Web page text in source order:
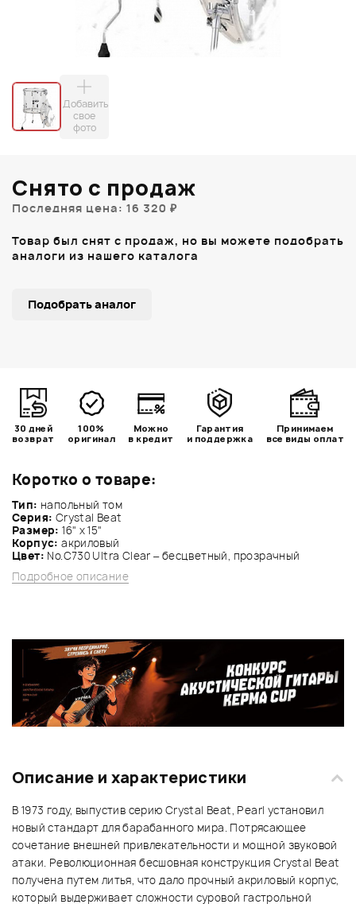
Добавить
свое
фото
Коротко о товаре:
Тип: напольный том
Серия: Crystal Beat
Размер: 16" х 15"
Корпус: акриловый
Цвет: No.C730 Ultra Clear – бесцветный, прозрачный
Подробное описание
Снято с продаж
Последняя цена: 16 320 ₽
Товар был снят с продаж, но вы можете подобрать
аналоги из нашего каталога
Подобрать аналог
30 дней
возврат
100%
оригинал
Можно
в кредит
Гарантия
и поддержка
Принимаем
все виды оплат
Описание и характеристики
В 1973 году, выпустив серию Crystal Beat, Pearl установил
новый стандарт для барабанного мира. Потрясающее
сочетание внешней привлекательности и мощной звуковой
атаки. Революционная бесшовная конструкция Crystal Beat
получена путем литья, что дало прочный акриловый корпус,
который выдерживает сложности суровой гастрольной